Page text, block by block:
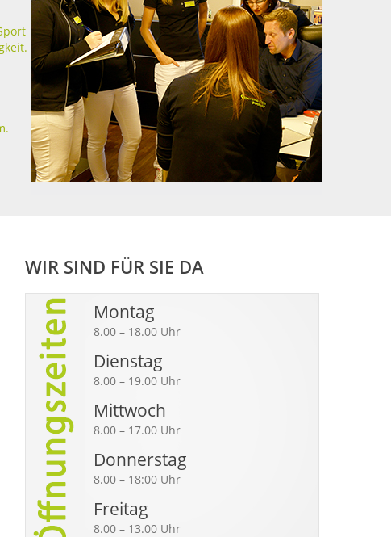
WIR SIND FÜR SIE DA
Montag
8.00 – 18.00 Uhr
Dienstag
8.00 – 19.00 Uhr
Mittwoch
8.00 – 17.00 Uhr
Donnerstag
8.00 – 18:00 Uhr
Freitag
8.00 – 13.00 Uhr